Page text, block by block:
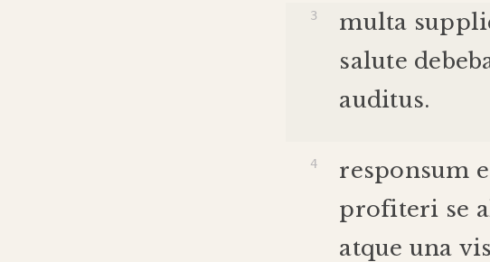
multa
salute
auditus.
responsum
profiteri se
atque una